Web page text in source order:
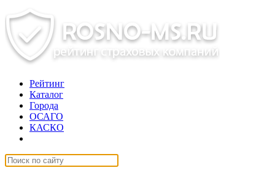
Рейтинг
Каталог
Города
ОСАГО
КАСКО